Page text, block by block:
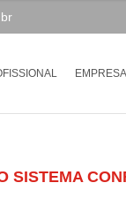
EMPRESA
SISTEMA